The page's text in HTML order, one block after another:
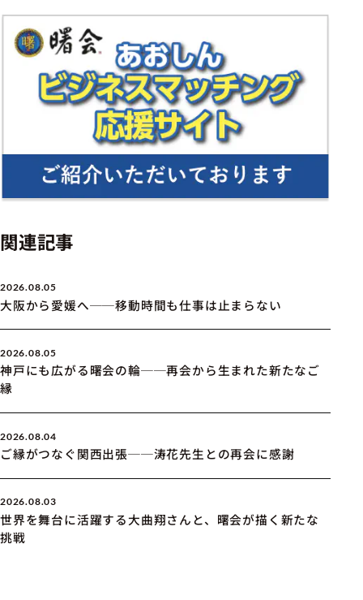
関連記事
2026.08.05
大阪から愛媛へ──移動時間も仕事は止まらない
2026.08.05
神戸にも広がる曙会の輪──再会から生まれた新たなご
縁
2026.08.04
ご縁がつなぐ関西出張──涛花先生との再会に感謝
2026.08.03
世界を舞台に活躍する大曲翔さんと、曙会が描く新たな
挑戦